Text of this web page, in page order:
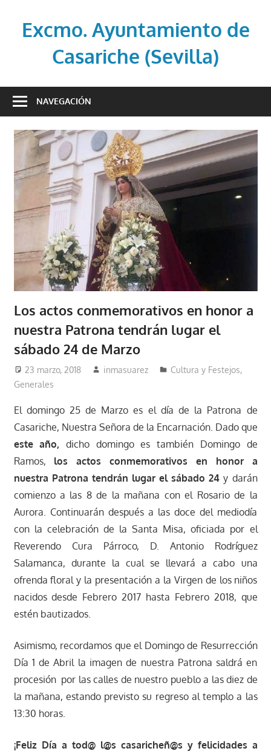
contenidoExcmo. Ayuntamiento de
Casariche (Sevilla)
oficial
Ayuntamiento
de
Casariche
(Sevilla)
NAVEGACIÓN
Los actos conmemorativos en honor a
nuestra Patrona tendrán lugar el
sábado 24 de Marzo
23 marzo, 2018 inmasuarez Cultura y Festejos,
Generales
El domingo 25 de Marzo es el día de la Patrona de
Casariche, Nuestra Señora de la Encarnación. Dado que
este año, dicho domingo es también Domingo de
Ramos, los actos conmemorativos en honor a
nuestra Patrona tendrán lugar el sábado 24 y darán
comienzo a las 8 de la mañana con el Rosario de la
Aurora. Continuarán después a las doce del mediodía
con la celebración de la Santa Misa, oficiada por el
Reverendo Cura Párroco, D. Antonio Rodríguez
Salamanca, durante la cual se llevará a cabo una
ofrenda floral y la presentación a la Virgen de los niños
nacidos desde Febrero 2017 hasta Febrero 2018, que
estén bautizados.
Asimismo, recordamos que el Domingo de Resurrección
Día 1 de Abril la imagen de nuestra Patrona saldrá en
procesión por las calles de nuestro pueblo a las diez de
la mañana, estando previsto su regreso al templo a las
13:30 horas.
¡Feliz Día a tod@ l@s casaricheñ@s y felicidades a